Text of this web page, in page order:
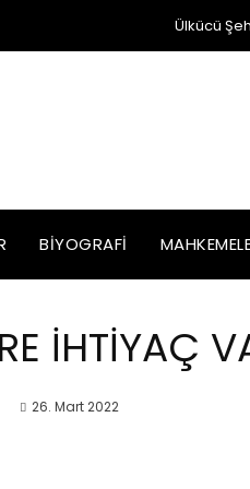
Ülkücü
BIYOGRAFI
İHTİYAÇ
26. Mart 2022